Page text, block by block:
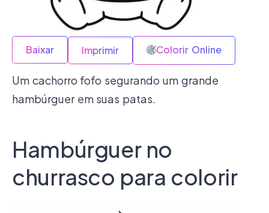
Baixar Imprimir Colorir Online
Um cachorro fofo segurando um grande
hambúrguer em suas patas.
Hambúrguer no
churrasco para colorir